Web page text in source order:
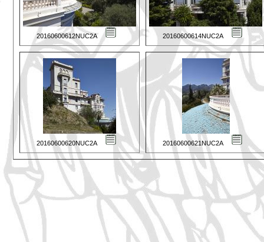
20160600612NUC2A 20160600614NUC2A
20160600620NUC2A 20160600621NUC2A